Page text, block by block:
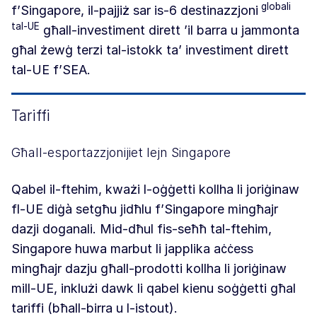
f’Singapore, il-pajjiż sar is-6 destinazzjoni globali
tal-UE għall-investiment dirett ’il barra u jammonta
għal żewġ terzi tal-istokk ta’ investiment dirett
tal-UE f’SEA.
Tariffi
Għall-esportazzjonijiet lejn Singapore
Qabel il-ftehim, kważi l-oġġetti kollha li joriġinaw
fl-UE diġà setgħu jidħlu f’Singapore mingħajr
dazji doganali. Mid-dħul fis-seħħ tal-ftehim,
Singapore huwa marbut li japplika aċċess
mingħajr dazju għall-prodotti kollha li joriġinaw
mill-UE, inklużi dawk li qabel kienu soġġetti għal
tariffi (bħall-birra u l-istout).